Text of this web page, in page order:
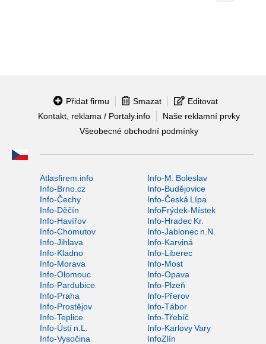
Přidat firmu Smazat
Editovat
Kontakt, reklama / Portaly.info
Naše reklamní prvky
Všeobecné obchodní podmínky
Atlasfirem.info
Info-M. Boleslav
Info-Brno.cz
Info-Budějovice
Info-Čechy
Info-Česká Lípa
Info-Děčín
InfoFrýdek-Místek
Info-Havířov
Info-Hradec Kr.
Info-Chomutov
Info-Jablonec n.N.
Info-Jihlava
Info-Karviná
Info-Kladno
Info-Liberec
Info-Morava
Info-Most
Info-Olomouc
Info-Opava
Info-Pardubice
Info-Plzeň
Info-Praha
Info-Přerov
Info-Prostějov
Info-Tábor
Info-Teplice
Info-Třebíč
Info-Ústí n.L.
Info-Karlovy Vary
Info-Vysočina
InfoZlín